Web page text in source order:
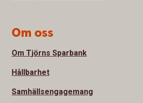
Om oss
Om Tjörns Sparbank
Hållbarhet
Samhällsengagemang